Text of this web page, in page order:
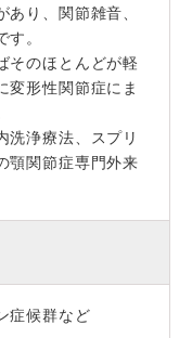
り、関節雑音、
。
そのほとんどが軽
変形性関節症にま
洗浄療法、スプリ
顎関節症専門外来
症候群など